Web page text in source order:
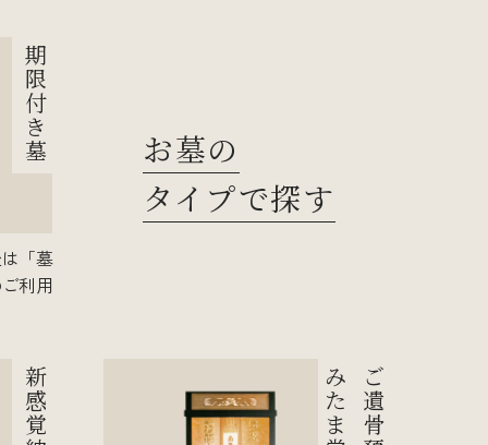
期
限
付
き
墓
「墓
利用
お墓の
タイプで探す
新
感
覚
み
た
ま
ご
遺
骨